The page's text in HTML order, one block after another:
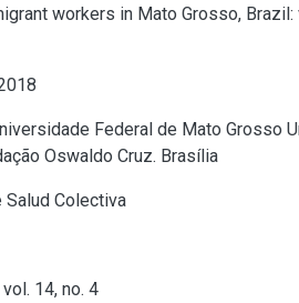
workers in Mato Grosso,
Federal de Mato Grosso
Oswaldo Cruz. Brasília
Colectiva
vol. 14, no. 4